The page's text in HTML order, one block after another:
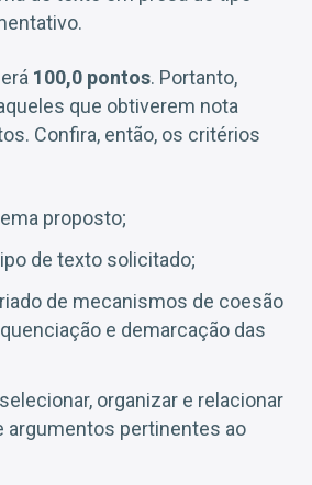
100,0 pontos. Portanto,
que obtiverem nota
Confira, então, os critérios
proposto;
de texto solicitado;
de mecanismos de coesão
e demarcação das
organizar e relacionar
argumentos pertinentes ao